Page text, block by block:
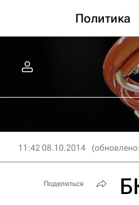
Политика
11:42 08.10.2014
Поделиться